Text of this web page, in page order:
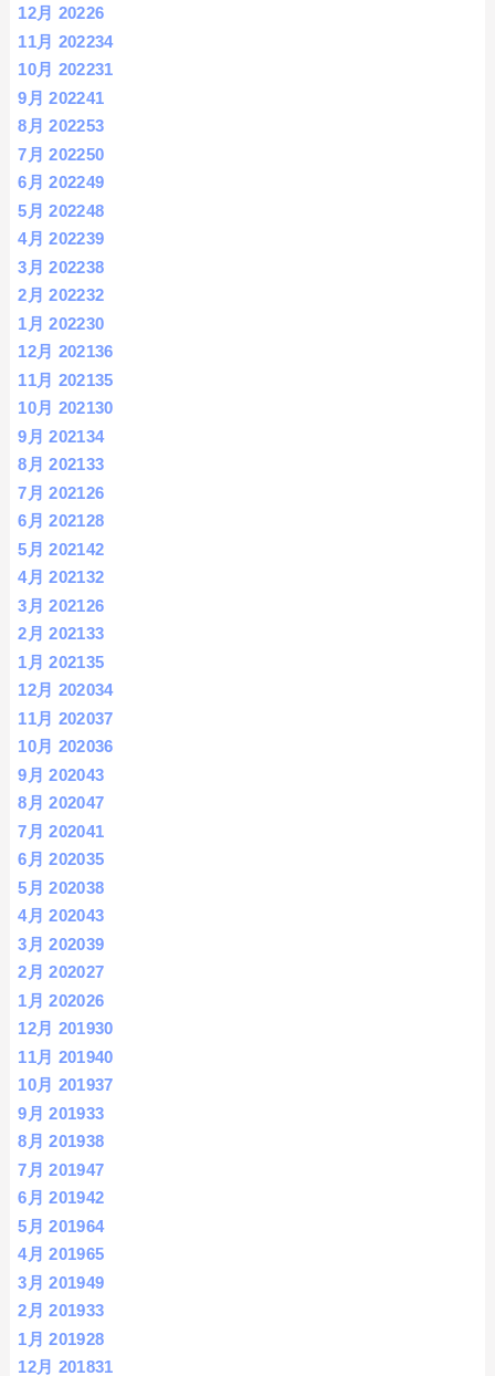
12月 20226
11月 202234
10月 202231
9月 202241
8月 202253
7月 202250
6月 202249
5月 202248
4月 202239
3月 202238
2月 202232
1月 202230
12月 202136
11月 202135
10月 202130
9月 202134
8月 202133
7月 202126
6月 202128
5月 202142
4月 202132
3月 202126
2月 202133
1月 202135
12月 202034
11月 202037
10月 202036
9月 202043
8月 202047
7月 202041
6月 202035
5月 202038
4月 202043
3月 202039
2月 202027
1月 202026
12月 201930
11月 201940
10月 201937
9月 201933
8月 201938
7月 201947
6月 201942
5月 201964
4月 201965
3月 201949
2月 201933
1月 201928
12月 201831